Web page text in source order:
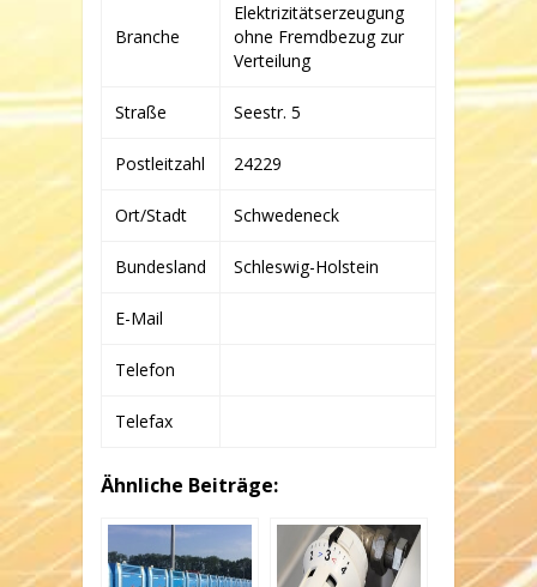
GMBH
&
CO.
KG
Branche
Elektrizitätserzeugung
ohne Fremdbezug zur
Verteilung
Straße Seestr. 5
Postleitzahl 24229
Ort/Stadt Schwedeneck
Bundesland Schleswig-Holstein
E-Mail
Telefon
Telefax
Ähnliche Beiträge: